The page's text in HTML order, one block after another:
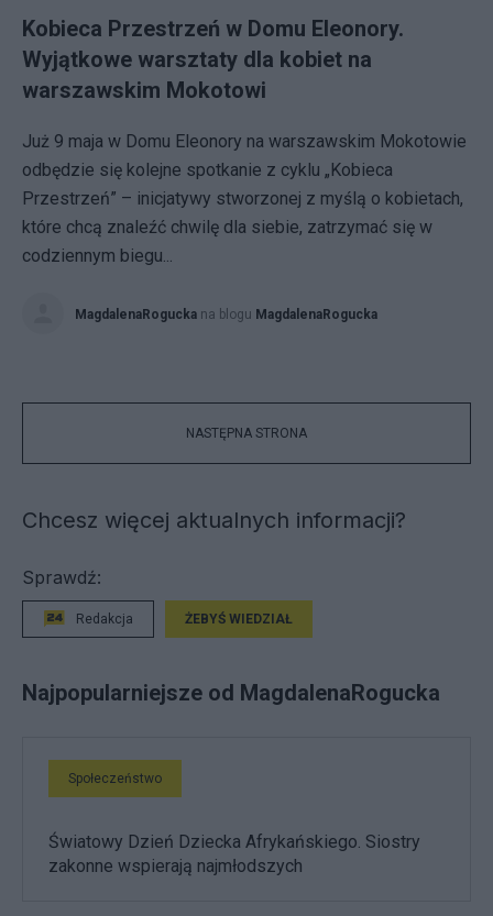
Kobieca Przestrzeń w Domu Eleonory.
Wyjątkowe warsztaty dla kobiet na
warszawskim Mokotowi
Już 9 maja w Domu Eleonory na warszawskim Mokotowie
odbędzie się kolejne spotkanie z cyklu „Kobieca
Przestrzeń” – inicjatywy stworzonej z myślą o kobietach,
które chcą znaleźć chwilę dla siebie, zatrzymać się w
codziennym biegu...
MagdalenaRogucka na blogu MagdalenaRogucka
NASTĘPNA STRONA
Chcesz więcej aktualnych informacji?
Sprawdź:
Redakcja ŻEBYŚ WIEDZIAŁ
Najpopularniejsze od MagdalenaRogucka
Społeczeństwo
Światowy Dzień Dziecka Afrykańskiego. Siostry
zakonne wspierają najmłodszych